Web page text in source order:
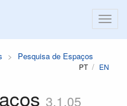
Pesquisa de Espaços
PT EN
3.1.05